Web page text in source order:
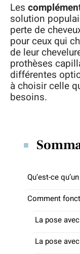
Les
solution
perte de
pour ceux qui
de leur
prothèses
différentes
à choisir celle
besoins.
Qu’est-ce
Comment
La pose
La pose